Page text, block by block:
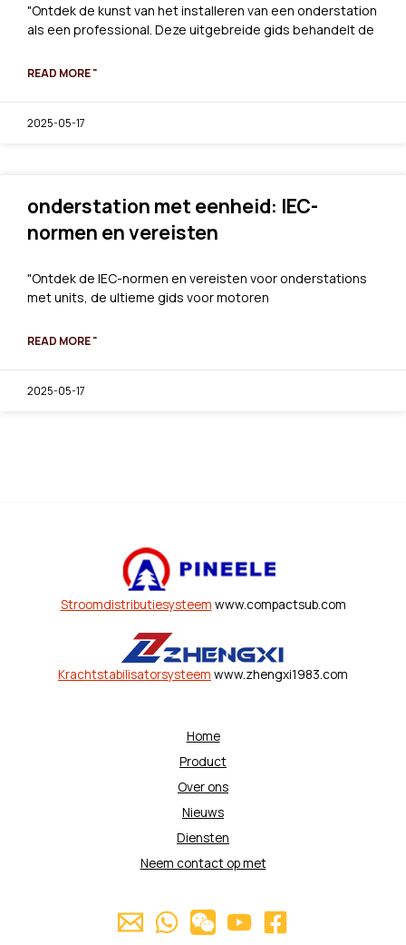
"Ontdek de kunst van het installeren van een onderstation
als een professional. Deze uitgebreide gids behandelt de
READ MORE "
2025-05-17
onderstation met eenheid: IEC-
normen en vereisten
"Ontdek de IEC-normen en vereisten voor onderstations
met units, de ultieme gids voor motoren
READ MORE "
2025-05-17
Stroomdistributiesysteem www.compactsub.com
Krachtstabilisatorsysteem www.zhengxi1983.com
Home
Product
Over ons
Nieuws
Diensten
Neem contact op met